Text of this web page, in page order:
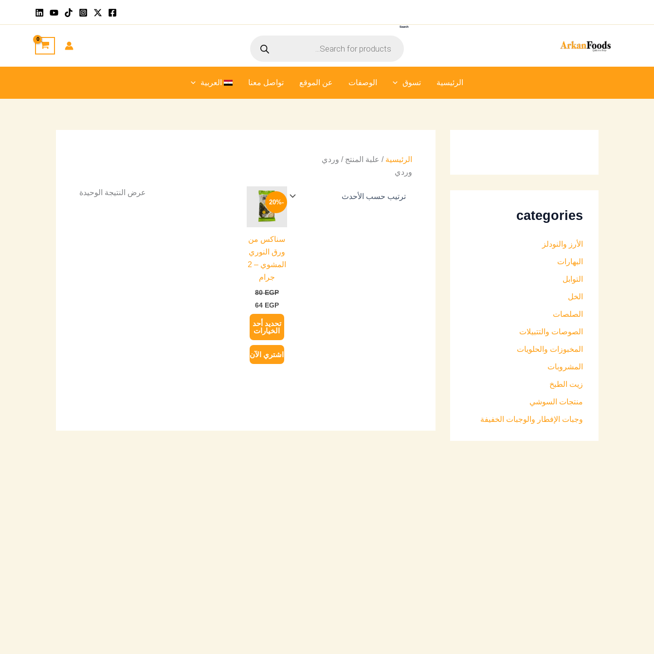
Search
search
الرئيسية تسوق الوصفات عن الموقع تواصل معنا العربية
categories
الأرز والنودلز
البهارات
التوابل
الخل
الصلصات
الصوصات والتتبيلات
المخبوزات والحلويات
المشروبات
زيت الطبخ
منتجات السوشي
وجبات الإفطار والوجبات الخفيفة
الرئيسية / علبة المنتج / وردي
وردي
عرض النتيجة الوحيدة
-20%
سناكس من
ورق النوري
المشوي – 2
جرام
80EGP
السعر
الأصلي
80 EGP.
64 EGP
تحديد أحد
الخيارات
هناك
العديد
من
المختلفة
لهذا
المنتج.
يمكن
اختيار
الخيارات
على
صفحة
المنتج
اشتري الآن